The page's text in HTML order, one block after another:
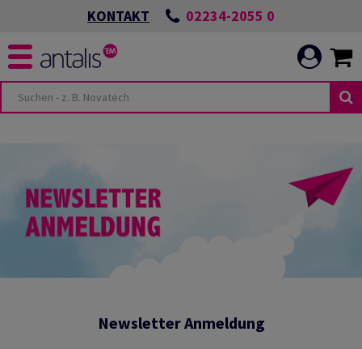
KONTAKT 02234-2055 0
POSITIVEN
Newsletter Anmeldung